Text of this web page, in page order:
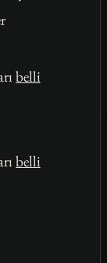
belli
belli